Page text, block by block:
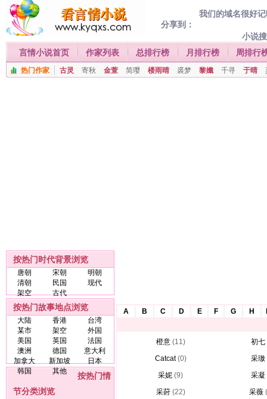
我们的域名很好
分享到：
小说
言情小说首页
作家列表 总排行榜 月排行榜 周排行
热门作家 古灵 寄秋 金萱 简璎 楼雨晴 裘梦 黎孅 千寻 于晴
按热门时代背景浏览
唐朝 宋朝
明朝
清朝
民国
现代
架空
古代
按热门故事地点浏览
大陆 香港
台湾
某市
架空
外国
美国
英国
法国
澳洲
德国
意大利
加拿大
新加坡
日本
韩国
其他
按热门情
节分类浏览
A B C D E F G H
橙意 (11)
初七
Catcat (0)
采璈
采妮 (9)
采凝
采莳 (22) 采薇